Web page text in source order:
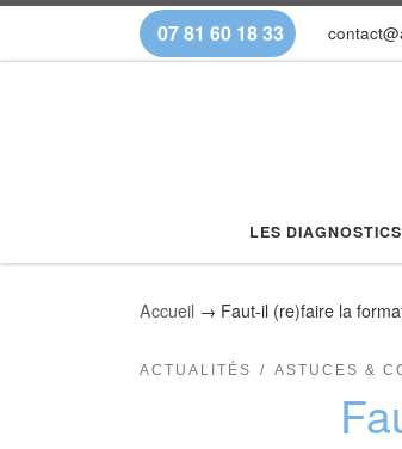
Skip to content07 81 60 18 33
LES DIAGNOSTICS
Accueil → Faut-il (re)faire la
ACTUALITÉS ASTUCES &